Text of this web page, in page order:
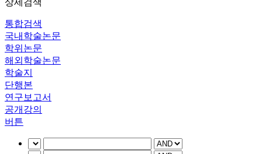
상세검색
통합검색
국내학술논문
학위논문
해외학술논문
학술지
단행본
연구보고서
공개강의
버튼